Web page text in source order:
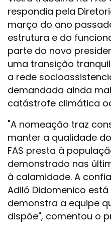
respondia pela
março do ano
estrutura e do
parte do novo
uma transição
a rede
demandada ainda
catástrofe climática
"A nomeação traz
manter a qualidade
FAS presta à
demonstrado nas
à calamidade. A
Adiló Didomenico
demonstra a equipe
dispõe", comentou o